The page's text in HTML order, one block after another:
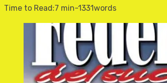
Time to Read:7 min-1331words